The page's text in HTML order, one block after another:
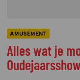
AMUSEMENT
Alles wat je
Oudejaarsshow